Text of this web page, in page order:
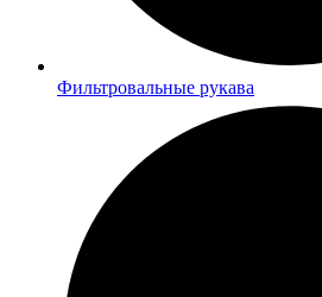
Фильтровальные рукава